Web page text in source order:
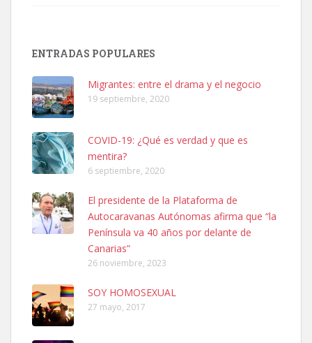
Leales.org » Gran Canaria
SHIBA PERDIDO AVDA JOSE MESA Y LOPEZ
PERRO MACHO RAZA SHIBA CON MICROCHIP PERDIDO HOY
06/07/2025 ZONA MESA Y LOPEZ. ES MUY ASUSTADIZO
Leales.org » Gran Canaria
6.7.2025
ENTRADAS POPULARES
Migrantes: entre el drama y el negocio
19 septiembre, 2020
COVID-19: ¿Qué es verdad y que es
mentira?
6 septiembre, 2020
El presidente de la Plataforma de
Autocaravanas Autónomas afirma que “la
Península va 40 años por delante de
Canarias”
26 noviembre, 2023
SOY HOMOSEXUAL
27 mayo, 2017